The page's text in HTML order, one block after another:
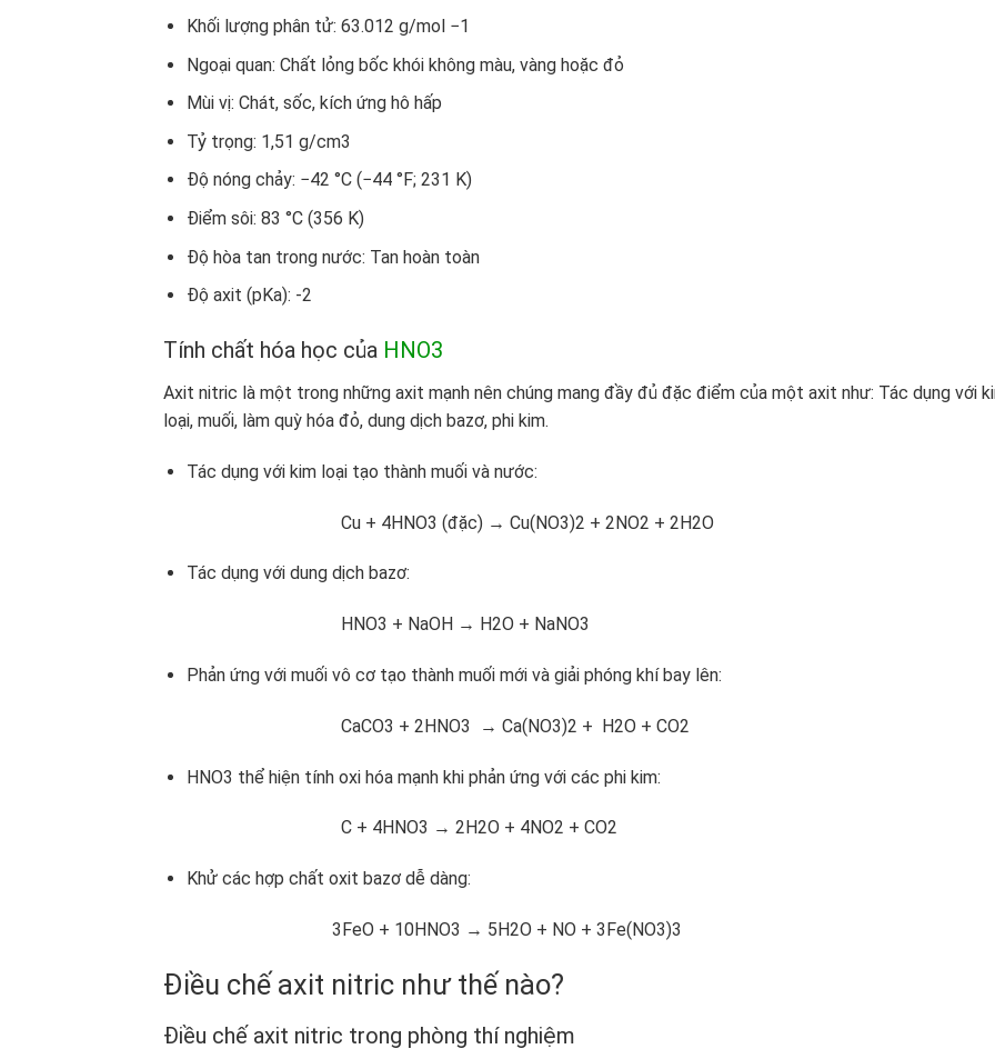
Khối lượng phân tử: 63.012 g/mol −1
Ngoại quan: Chất lỏng bốc khói không màu, vàng hoặc đỏ
Mùi vị: Chát, sốc, kích ứng hô hấp
Tỷ trọng: 1,51 g/cm3
Độ nóng chảy: −42 °C (−44 °F; 231 K)
Điểm sôi: 83 °C (356 K)
Độ hòa tan trong nước: Tan hoàn toàn
Độ axit (pKa): -2
Tính chất hóa học của HNO3
Axit nitric là một trong những axit mạnh nên chúng mang đầy đủ đặc điểm của một axit như: Tác dụng với
loại, muối, làm quỳ hóa đỏ, dung dịch bazơ, phi kim.
Tác dụng với kim loại tạo thành muối và nước:
Cu + 4HNO3 (đặc) → Cu(NO3)2 + 2NO2 + 2H2O
Tác dụng với dung dịch bazơ:
HNO3 + NaOH → H2O + NaNO3
Phản ứng với muối vô cơ tạo thành muối mới và giải phóng khí bay lên:
CaCO3 + 2HNO3 → Ca(NO3)2 + H2O + CO2
HNO3 thể hiện tính oxi hóa mạnh khi phản ứng với các phi kim:
C + 4HNO3 → 2H2O + 4NO2 + CO2
Khử các hợp chất oxit bazơ dễ dàng:
3FeO + 10HNO3 → 5H2O + NO + 3Fe(NO3)3
Điều chế axit nitric như thế nào?
Điều chế axit nitric trong phòng thí nghiệm